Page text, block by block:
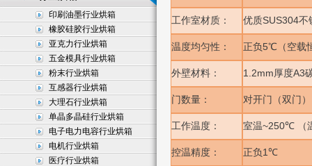
印刷油墨行业烘箱
橡胶硅胶行业烘箱
亚克力行业烘箱
五金模具行业烘箱
粉末行业烘箱
互感器行业烘箱
大理石行业烘箱
单晶多晶硅行业烘箱
电子电力电容行业烘箱
电机行业烘箱
医疗行业烘箱
工作室材质： 优质SUS304不
温度均匀性： 正负5℃（空载
外壁材料： 1.2mm厚度A3
门数量： 对开门（双门）
工作温度： 室温~250℃
控温精度： 正负 1℃